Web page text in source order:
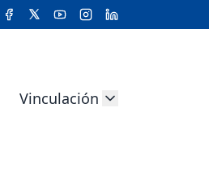
Vinculación